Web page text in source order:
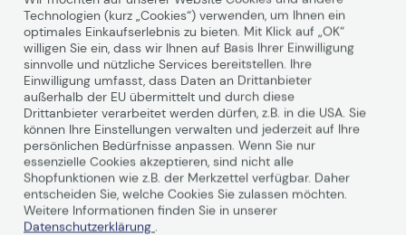
Technische Daten
PDF-Datenblatt
Allgemein
Hersteller
Xerox
Herst. Art. Nr.
106R02632
EAN
Technologien (kurz „Cookies“) verwenden, um Ihnen ein
optimales Einkaufserlebnis zu bieten. Mit Klick auf „OK“
willigen Sie ein, dass wir Ihnen auf Basis Ihrer Einwilligung
sinnvolle und nützliche Services bereitstellen. Ihre
Einwilligung umfasst, dass Daten an Drittanbieter
außerhalb der EU übermittelt und durch diese
Drittanbieter verarbeitet werden dürfen, z.B. in die USA. Sie
können Ihre Einstellungen verwalten und jederzeit auf Ihre
persönlichen Bedürfnisse anpassen. Wenn Sie nur
essenzielle Cookies akzeptieren, sind nicht alle
Shopfunktionen wie z.B. der Merkzettel verfügbar. Daher
entscheiden Sie, welche Cookies Sie zulassen möchten.
Weitere Informationen finden Sie in unserer
Datenschutzerklärung .